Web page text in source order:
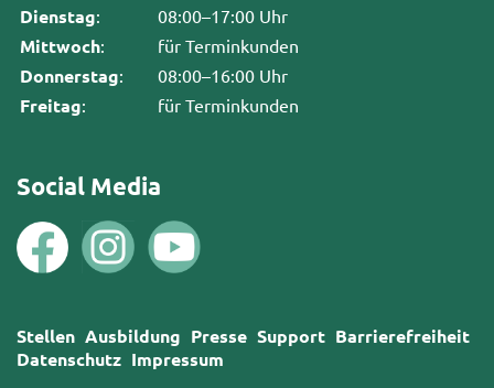
Dienstag: 08:00–17:00 Uhr
Mittwoch: für Terminkunden
Donnerstag: 08:00–16:00 Uhr
Freitag: für Terminkunden
Social Media
Stellen Ausbildung Presse Support Barrierefreiheit
Datenschutz Impressum